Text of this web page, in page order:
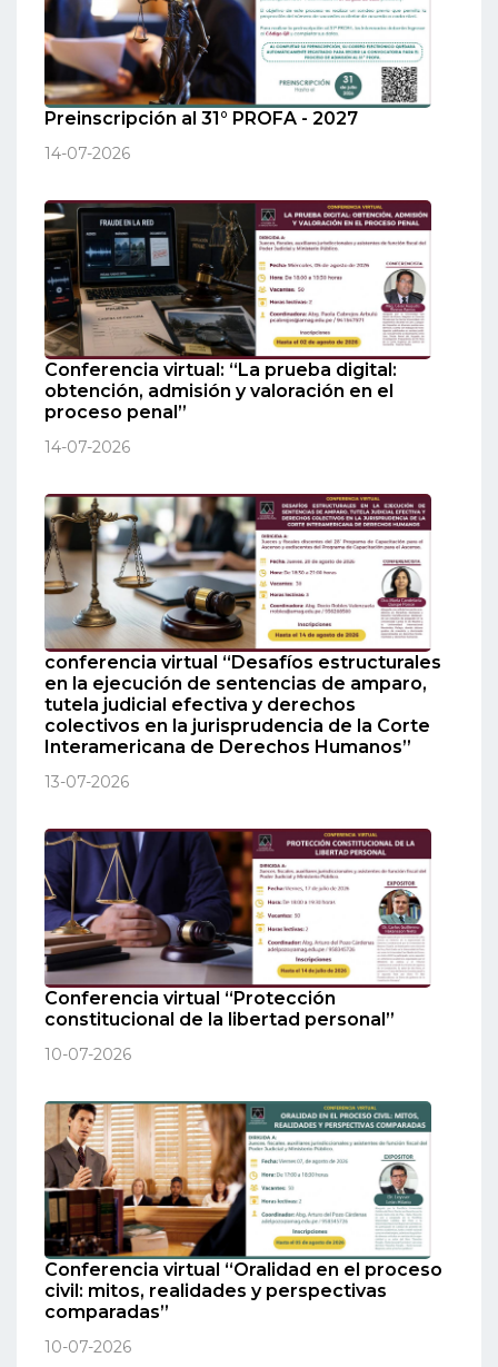
Preinscripción al 31° PROFA - 2027
14-07-2026
Conferencia virtual: “La prueba digital:
obtención, admisión y valoración en el
proceso penal”
14-07-2026
conferencia virtual “Desafíos estructurales
en la ejecución de sentencias de amparo,
tutela judicial efectiva y derechos
colectivos en la jurisprudencia de la Corte
Interamericana de Derechos Humanos”
13-07-2026
Conferencia virtual “Protección
constitucional de la libertad personal”
10-07-2026
Conferencia virtual “Oralidad en el proceso
civil: mitos, realidades y perspectivas
comparadas”
10-07-2026